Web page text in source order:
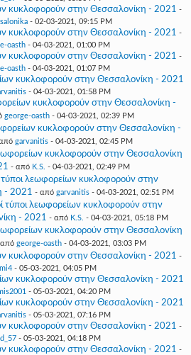
κυκλοφορούν στην Θεσσαλονίκη - 2021 -
- 02-03-2021, 09:15 PM
κυκλοφορούν στην Θεσσαλονίκη - 2021 -
oasth- 04-03-2021, 01:00 PM
κυκλοφορούν στην Θεσσαλονίκη - 2021 -
oasth- 04-03-2021, 01:07 PM
κυκλοφορούν στην Θεσσαλονίκη - 2021
- 04-03-2021, 01:58 PM
κυκλοφορούν στην Θεσσαλονίκη -
george-oasth- 04-03-2021, 02:39 PM
κυκλοφορούν στην Θεσσαλονίκη -
garvanitis- 04-03-2021, 02:45 PM
κυκλοφορούν στην Θεσσαλονίκη
- από K.S. - 04-03-2021, 02:49 PM
τύποι λεωφορείων κυκλοφορούν στην
- 2021 - από garvanitis- 04-03-2021, 02:51 PM
τύποι λεωφορείων κυκλοφορούν στην
- 2021 - από K.S. - 04-03-2021, 05:18 PM
κυκλοφορούν στην Θεσσαλονίκη
george-oasth- 04-03-2021, 03:03 PM
κυκλοφορούν στην Θεσσαλονίκη - 2021 -
- 05-03-2021, 04:05 PM
κυκλοφορούν στην Θεσσαλονίκη - 2021
- 05-03-2021, 04:20 PM
κυκλοφορούν στην Θεσσαλονίκη - 2021
- 05-03-2021, 07:16 PM
κυκλοφορούν στην Θεσσαλονίκη - 2021 -
- 05-03-2021, 04:18 PM
κυκλοφορούν στην Θεσσαλονίκη - 2021 -